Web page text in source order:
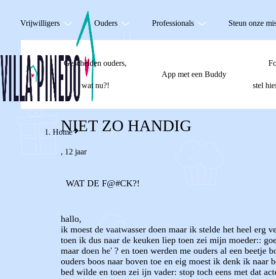
Vrijwilligers Ouders Professionals Steun onze
Gescheiden ouders,
wat nu?!
App met een Buddy
stel
Home
NIET ZO HANDIG
, 12 jaar
WAT DE F@#CK?!
hallo,
ik moest de vaatwasser doen maar ik stelde het heel
toen ik dus naar de keuken liep toen zei mijn moeder::
maar doen he' ? en toen werden me ouders al een
ouders boos naar boven toe en eig moest ik denk ik
bed wilde en toen zei ijn vader: stop toch eens met dat